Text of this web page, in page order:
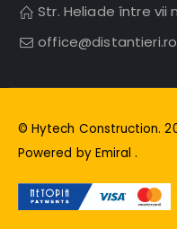
Str. Heliade între vii
office@distantieri.ro
© Hytech Construction.
Powered by Emiral.